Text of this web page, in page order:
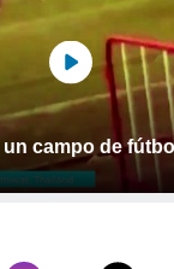
campo de